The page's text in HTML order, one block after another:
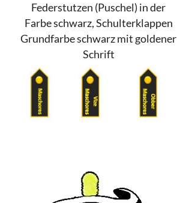
Federstutzen (Puschel) in der
Farbe schwarz, Schulterklappen
Grundfarbe schwarz mit goldener
Schrift